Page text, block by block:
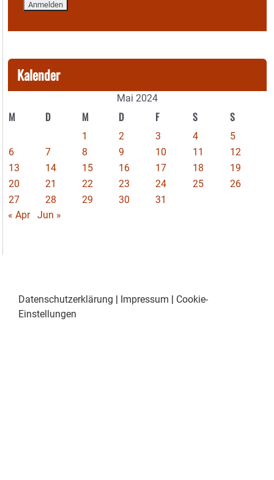
Kalender
Mai 2024
M D M D F S S
1 2 3 4
5
6
7 8 9 10 11
12
13
14 15 16 17 18
19
20
21 22 23 24 25
26
27
28 29 30
31
« Apr
Jun »
Datenschutzerklärung | Impressum | Cookie-
Einstellungen